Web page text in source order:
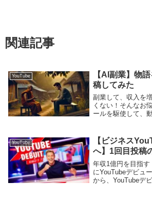
関連記事
YouTube
【AI副業】物
稿してみた
副業して、収入を
くない！そんなお
ールを駆使して、
いったんテストで
ップしてま...
YouTube
【ビジネス
へ】1回目投稿
年収1億円を目指
にYouTubeデビュ
から、YouTubeデ